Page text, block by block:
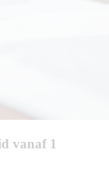
vanaf 1